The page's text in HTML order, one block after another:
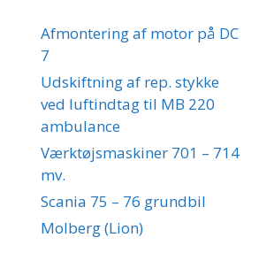
Afmontering af motor på DC
7
Udskiftning af rep. stykke
ved luftindtag til MB 220
ambulance
Værktøjsmaskiner 701 – 714
mv.
Scania 75 – 76 grundbil
Molberg (Lion)